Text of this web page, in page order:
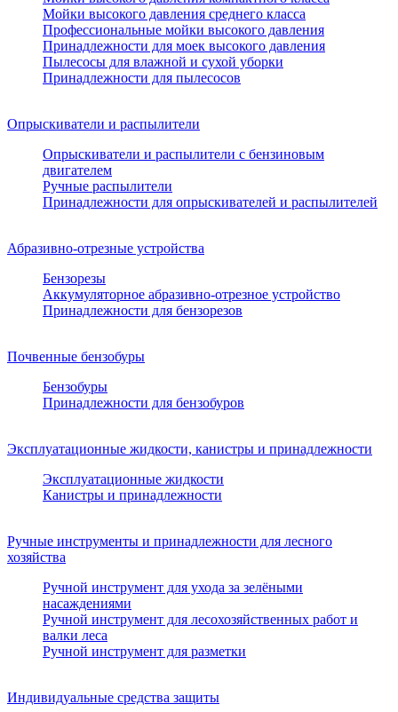
Мойки высокого давления среднего класса
Профессиональные мойки высокого давления
Принадлежности для моек высокого давления
Пылесосы для влажной и сухой уборки
Принадлежности для пылесосов
Опрыскиватели и распылители
Опрыскиватели и распылители с бензиновым
двигателем
Ручные распылители
Принадлежности для опрыскивателей и распылителей
Абразивно-отрезные устройства
Бензорезы
Аккумуляторное абразивно-отрезное устройство
Принадлежности для бензорезов
Почвенные бензобуры
Бензобуры
Принадлежности для бензобуров
Эксплуатационные жидкости, канистры и принадлежности
Эксплуатационные жидкости
Канистры и принадлежности
Ручные инструменты и принадлежности для лесного
хозяйства
Ручной инструмент для ухода за зелёными
насаждениями
Ручной инструмент для лесохозяйственных работ и
валки леса
Ручной инструмент для разметки
Индивидуальные средства защиты